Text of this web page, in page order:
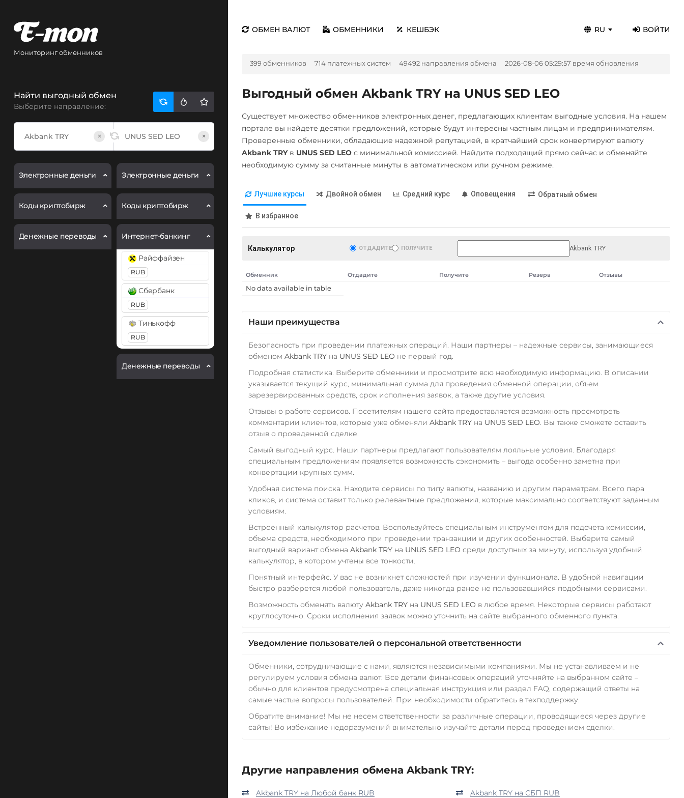
Мониторинг обменников
Найти выгодный обмен
Выберите направление:
× ×
Электронные деньги
Коды криптобирж
Денежные переводы
Электронные деньги
Коды криптобирж
Интернет-банкинг
Райффайзен
RUB
Сбербанк
RUB
Тинькофф
RUB
Денежные переводы
ОБМЕН ВАЛЮТ ОБМЕННИКИ КЕШБЭК RU ВОЙТИ
399 обменников 714 платежных систем 49492 направления обмена 2026-08-06 05:29:57 время обновления
Выгодный обмен Akbank TRY на UNUS SED LEO
Существует множество обменников электронных денег, предлагающих клиентам выгодные условия. На нашем
портале вы найдете десятки предложений, которые будут интересны частным лицам и предпринимателям.
Проверенные обменники, обладающие надежной репутацией, в кратчайший срок конвертируют валюту
Akbank TRYв UNUS SED LEOс минимальной комиссией. Найдите подходящий прямо сейчас и обменяйте
необходимую сумму за считанные минуты в автоматическом или ручном режиме.
Лучшие курсы Двойной обмен Средний курс Оповещения Обратный обмен
В избранное
Калькулятор ОТДАДИТЕ ПОЛУЧИТЕ Akbank TRY
Обменник Отдадите Получите Резерв Отзывы
No data available in table
Наши преимущества
Безопасность при проведении платежных операций. Наши партнеры – надежные сервисы, занимающиеся
обменом Akbank TRYна UNUS SED LEO не первый год.
Подробная статистика. Выберите обменники и просмотрите всю необходимую информацию. В описании
указывается текущий курс, минимальная сумма для проведения обменной операции, объем
зарезервированных средств, срок исполнения заявок, а также другие условия.
Отзывы о работе сервисов. Посетителям нашего сайта предоставляется возможность просмотреть
комментарии клиентов, которые уже обменяли Akbank TRYна UNUS SED LEO. Вы также сможете оставить
отзыв о проведенной сделке.
Самый выгодный курс. Наши партнеры предлагают пользователям лояльные условия. Благодаря
специальным предложениям появляется возможность сэкономить – выгода особенно заметна при
конвертации крупных сумм.
Удобная система поиска. Находите сервисы по типу валюты, названию и другим параметрам. Всего пара
кликов, и система оставит только релевантные предложения, которые максимально соответствуют заданным
условиям.
Встроенный калькулятор расчетов. Воспользуйтесь специальным инструментом для подсчета комиссии,
объема средств, необходимого при проведении транзакции и других особенностей. Выберите самый
выгодный вариант обмена Akbank TRYна UNUS SED LEO среди доступных за минуту, используя удобный
калькулятор, в котором учтены все тонкости.
Понятный интерфейс. У вас не возникнет сложностей при изучении функционала. В удобной навигации
быстро разберется любой пользователь, даже никогда ранее не пользовавшийся подобными сервисами.
Возможность обменять валюту Akbank TRYна UNUS SED LEO в любое время. Некоторые сервисы работают
круглосуточно. Сроки исполнения заявок можно уточнить на сайте выбранного обменного пункта.
Уведомление пользователей о персональной ответственности
Обменники, сотрудничающие с нами, являются независимыми компаниями. Мы не устанавливаем и не
регулируем условия обмена валют. Все детали финансовых операций уточняйте на выбранном сайте –
обычно для клиентов предусмотрена специальная инструкция или раздел FAQ, содержащий ответы на
самые частые вопросы пользователей. При необходимости обратитесь в техподдержку.
Обратите внимание! Мы не несем ответственности за различные операции, проводящиеся через другие
сайты! Во избежание недоразумений внимательно изучайте детали перед проведением сделки.
Другие направления обмена Akbank TRY:
Akbank TRY на Любой банк RUB Akbank TRY на СБП RUB